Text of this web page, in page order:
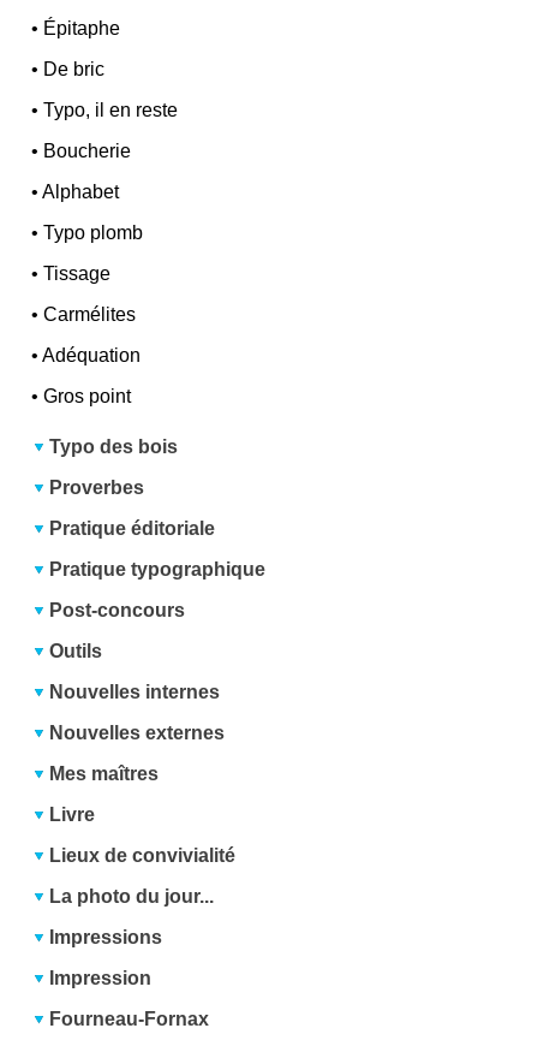
• Épitaphe
• De bric
•Typo, il en reste
• Boucherie
•Alphabet
•Typo plomb
•Tissage
•Carmélites
•Adéquation
•Gros point
Typo des bois
Proverbes
Pratique éditoriale
Pratique typographique
Post-concours
Outils
Nouvelles internes
Nouvelles externes
Mes maîtres
Livre
Lieux de convivialité
La photo du jour...
Impressions
Impression
Fourneau-Fornax